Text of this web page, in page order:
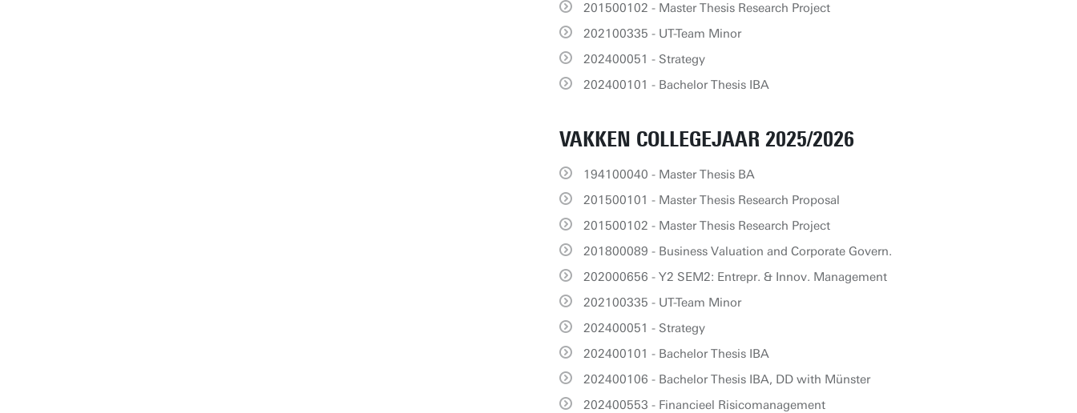
201500102 - Master Thesis Research Project
202100335 - UT-Team Minor
202400051 - Strategy
202400101 - Bachelor Thesis IBA
VAKKEN COLLEGEJAAR 2025/2026
194100040 - Master Thesis BA
201500101 - Master Thesis Research Proposal
201500102 - Master Thesis Research Project
201800089 - Business Valuation and Corporate Govern.
202000656 - Y2 SEM2: Entrepr. & Innov. Management
202100335 - UT-Team Minor
202400051 - Strategy
202400101 - Bachelor Thesis IBA
202400106 - Bachelor Thesis IBA, DD with Münster
202400553 - Financieel Risicomanagement